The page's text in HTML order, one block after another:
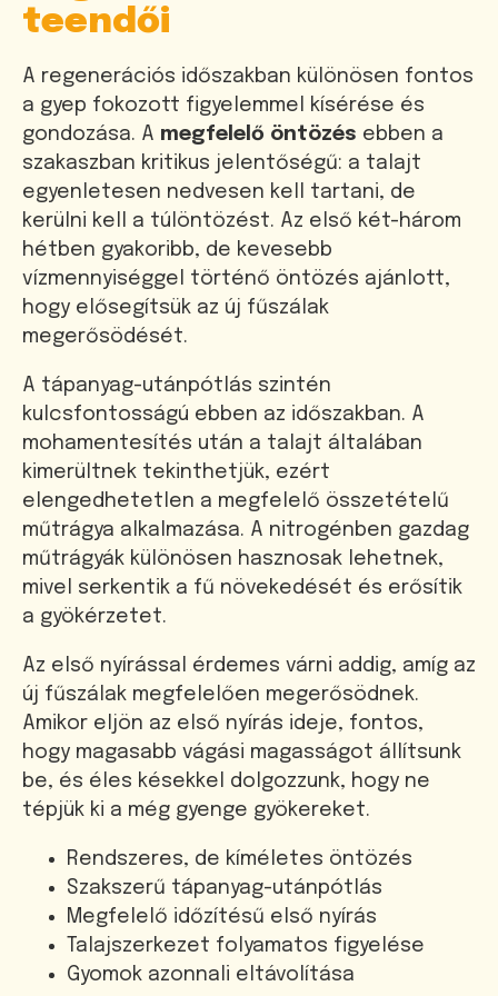
teendői
A regenerációs időszakban különösen fontos
a gyep fokozott figyelemmel kísérése és
gondozása. A megfelelő öntözés ebben a
szakaszban kritikus jelentőségű: a talajt
egyenletesen nedvesen kell tartani, de
kerülni kell a túlöntözést. Az első két-három
hétben gyakoribb, de kevesebb
vízmennyiséggel történő öntözés ajánlott,
hogy elősegítsük az új fűszálak
megerősödését.
A tápanyag-utánpótlás szintén
kulcsfontosságú ebben az időszakban. A
mohamentesítés után a talajt általában
kimerültnek tekinthetjük, ezért
elengedhetetlen a megfelelő összetételű
műtrágya alkalmazása. A nitrogénben gazdag
műtrágyák különösen hasznosak lehetnek,
mivel serkentik a fű növekedését és erősítik
a gyökérzetet.
Az első nyírással érdemes várni addig, amíg az
új fűszálak megfelelően megerősödnek.
Amikor eljön az első nyírás ideje, fontos,
hogy magasabb vágási magasságot állítsunk
be, és éles késekkel dolgozzunk, hogy ne
tépjük ki a még gyenge gyökereket.
Rendszeres, de kíméletes öntözés
Szakszerű tápanyag-utánpótlás
Megfelelő időzítésű első nyírás
Talajszerkezet folyamatos figyelése
Gyomok azonnali eltávolítása